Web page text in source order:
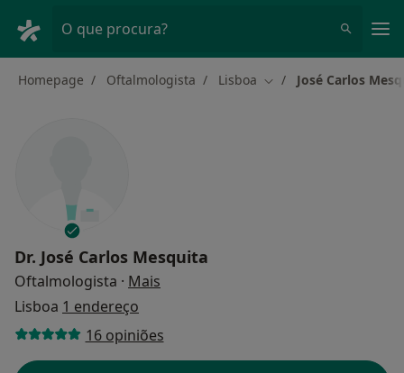
O que procura?
Homepage Oftalmologista Lisboa Mudar de cidade
José Carlos
Dr. José Carlos Mesquita
Oftalmologista · Mais
Lisboa 1 endereço
16 opiniões